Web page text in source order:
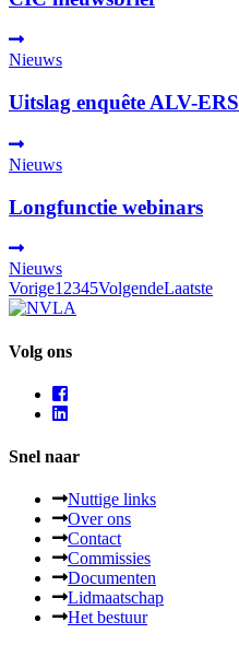
Nieuws
Uitslag enquête ALV-ERS
Nieuws
Longfunctie webinars
Nieuws
Vorige1 2345VolgendeLaatste
Volg ons
Snel naar
Nuttige links
Over ons
Contact
Commissies
Documenten
Lidmaatschap
Het bestuur